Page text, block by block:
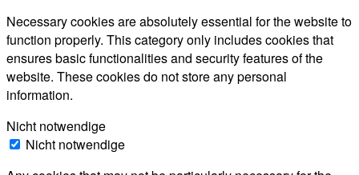
Necessary cookies are absolutely essential for the website to
function properly. This category only includes cookies that
ensures basic functionalities and security features of the
website. These cookies do not store any personal
information.
Nicht notwendige
Nicht notwendige